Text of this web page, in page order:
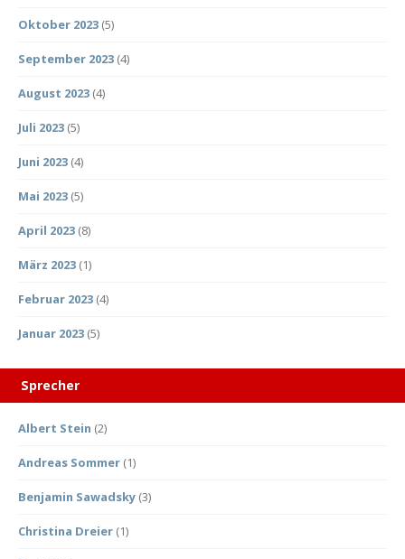
Oktober 2023 (5)
September 2023 (4)
August 2023 (4)
Juli 2023 (5)
Juni 2023 (4)
Mai 2023 (5)
April 2023 (8)
März 2023 (1)
Februar 2023 (4)
Januar 2023 (5)
Sprecher
Albert Stein (2)
Andreas Sommer (1)
Benjamin Sawadsky (3)
Christina Dreier (1)